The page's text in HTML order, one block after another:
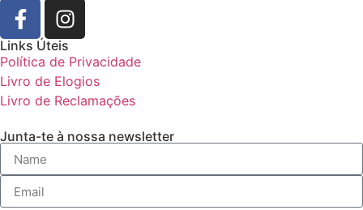
Links Úteis
Política de Privacidade
Livro de Elogios
Livro de Reclamações
Junta-te à nossa newsletter